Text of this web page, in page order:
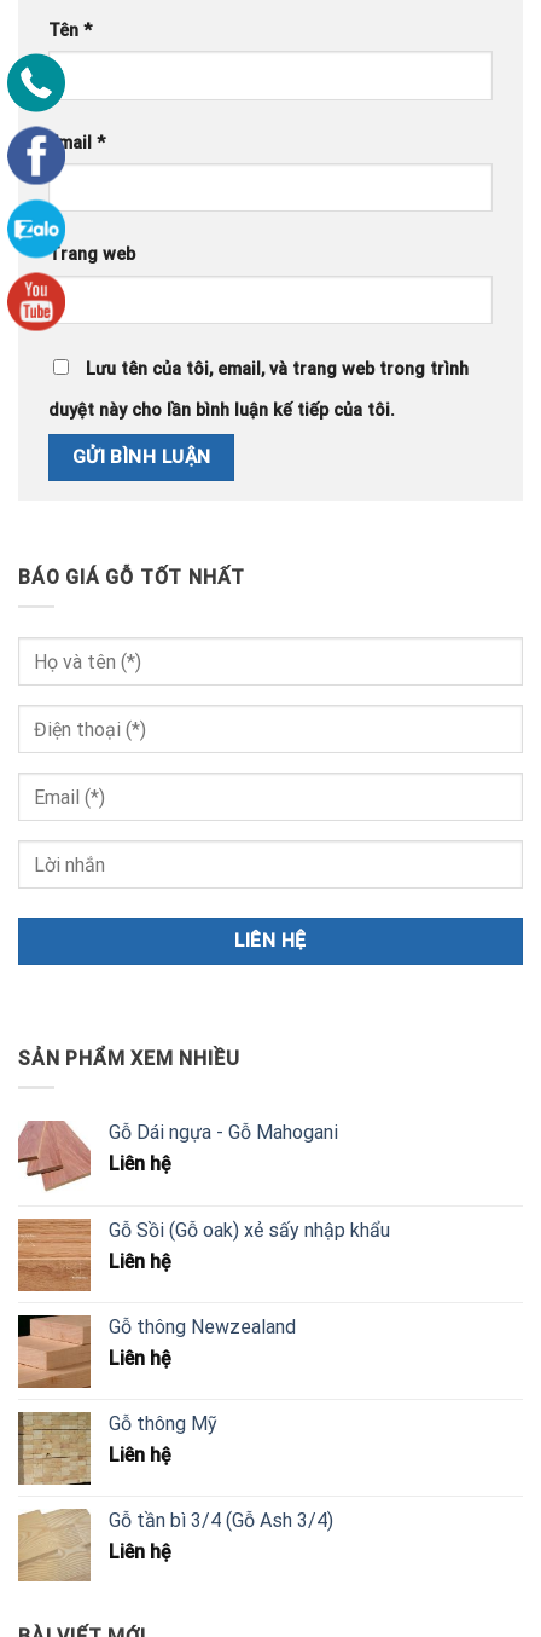
Tên *
Email *
Trang web
Lưu tên của tôi, email, và trang web trong trình
duyệt này cho lần bình luận kế tiếp của tôi.
BÁO GIÁ GỖ TỐT NHẤT
SẢN PHẨM XEM NHIỀU
Gỗ Dái ngựa - Gỗ Mahogani
Liên hệ
Gỗ Sồi (Gỗ oak) xẻ sấy nhập khẩu
Liên hệ
Gỗ thông Newzealand
Liên hệ
Gỗ thông Mỹ
Liên hệ
Gỗ tần bì 3/4 (Gỗ Ash 3/4)
Liên hệ